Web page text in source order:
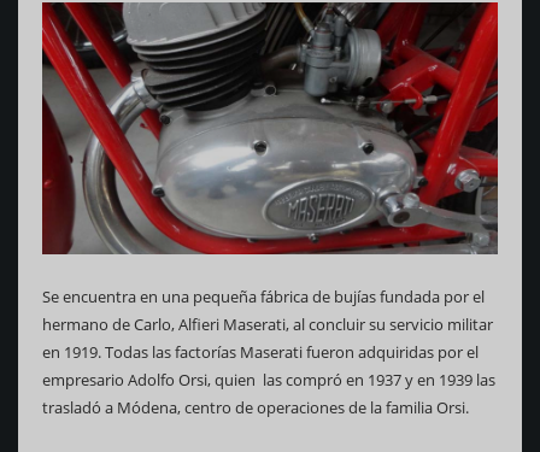
Se encuentra en una pequeña fábrica de bujías fundada por el
hermano de Carlo, Alfieri Maserati, al concluir su servicio militar
en 1919. Todas las factorías Maserati fueron adquiridas por el
empresario Adolfo Orsi, quien las compró en 1937 y en 1939 las
trasladó a Módena, centro de operaciones de la familia Orsi.